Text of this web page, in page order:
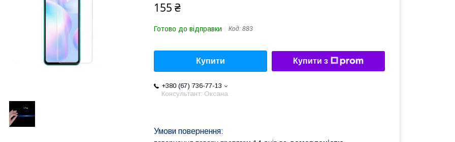
155 ₴
Готово до відправки Код: 883
Купити Купити з
+380 (67) 736-77-13
Консультант: Оксана